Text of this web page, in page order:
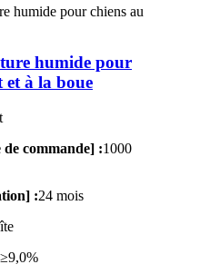
humide pour
et à la boue
commande] :1000
:24 mois
≥9,0%